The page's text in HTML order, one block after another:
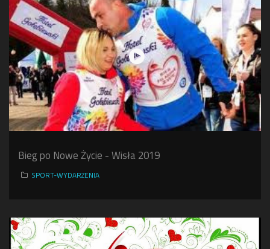
Bieg po Nowe Życie - Wisła 2019
SPORT-WYDARZENIA